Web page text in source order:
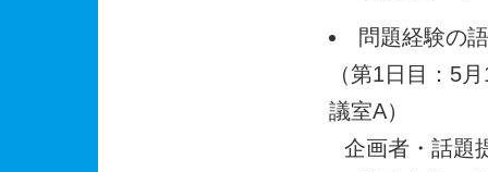
問題経験の
（第1日目：5
議室A）
企画者・話題